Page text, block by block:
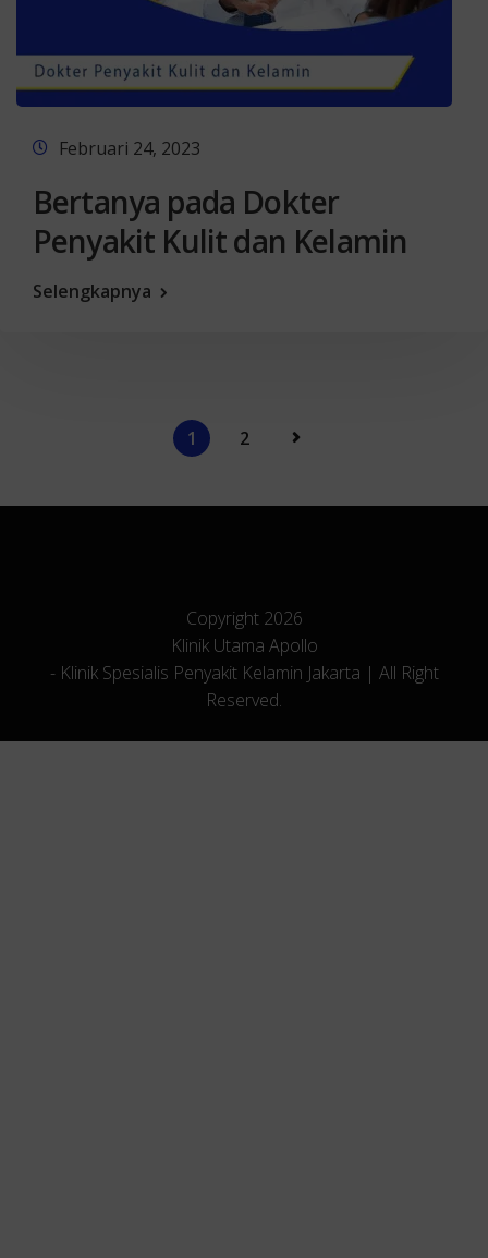
Februari 24, 2023
Bertanya pada Dokter
Penyakit Kulit dan Kelamin
Selengkapnya
1 2
Copyright 2026
Klinik Utama Apollo
- Klinik Spesialis Penyakit Kelamin Jakarta | All Right
Reserved.